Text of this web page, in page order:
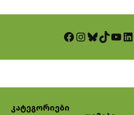
Facebook InstagramBluesky TikTok YouTube LinkedIn
კატეგორიები